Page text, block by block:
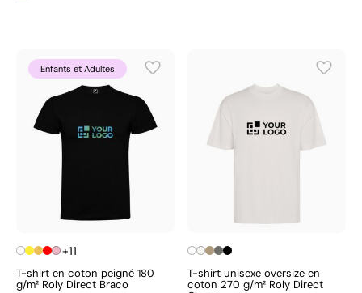
Enfants et Adultes
+11
T-shirt en coton peigné 180
g/m² Roly Direct Braco
T-shirt unisexe oversize en
coton 270 g/m² Roly Direct